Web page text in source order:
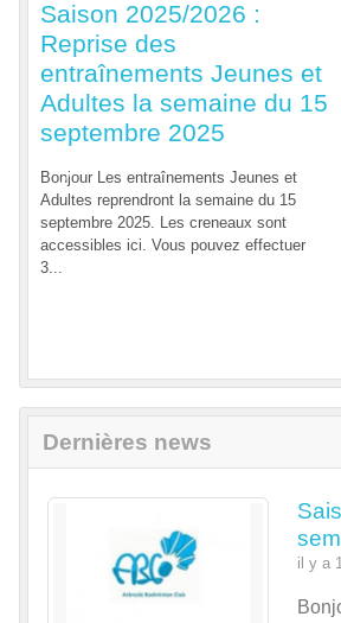
Saison 2025/2026 :
Reprise des
entraînements Jeunes et
Adultes la semaine du 15
septembre 2025
Bonjour Les entraînements Jeunes et
Adultes reprendront la semaine du 15
septembre 2025. Les creneaux sont
accessibles ici. Vous pouvez effectuer
3...
Previous
Dernières news
il y a